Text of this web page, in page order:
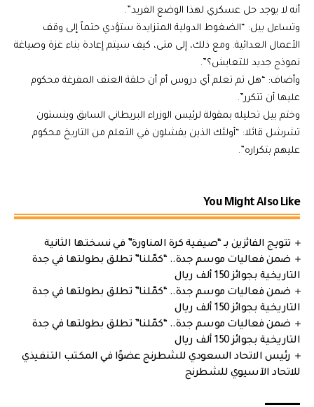
أنه لا يوجد حل عسكري لهذا الوضع الفريد”.
وتساءل بيل: “الضغوط الدولية المتزايدة ستؤدي حتماً إلى وقف
الأعمال العدائية. ومع ذلك، إلى متى، كيف سيتم إعادة بناء غزة وصياغة
نموذج جديد للتعايش؟”.
وأضاف: “هل تم تعلم أي دروس أم أن حلقة العنف المفرغة محكوم
عليها أن تتكرر”.
وختم بيل تحليله بمقولة لرئيس الوزراء البريطاني السابق وينستون
تشرشل قائلا: “أولئك الذين يفشلون في التعلم من التاريخ محكوم
عليهم بتكراره”.
You Might Also Like
تتويج الفائزين بـ “صيفية كرة المناورة” في نسختها الثانية
ضمن فعاليات موسم جدة.. “كمّلنا” تطلق بطولتها في جدة
التاريخية بجوائز 150 ألف ريال
ضمن فعاليات موسم جدة.. “كمّلنا” تطلق بطولتها في جدة
التاريخية بجوائز 150 ألف ريال
ضمن فعاليات موسم جدة.. “كمّلنا” تطلق بطولتها في جدة
التاريخية بجوائز 150 ألف ريال
رئيس الاتحاد السعودي للشطرنج عضوًا في المكتب التنفيذي
للاتحاد الآسيوي للشطرنج